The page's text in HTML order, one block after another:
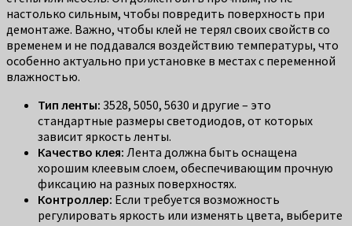
настолько сильным, чтобы повредить поверхность при
демонтаже. Важно, чтобы клей не терял своих свойств со
временем и не поддавался воздействию температуры, что
особенно актуально при установке в местах с переменной
влажностью.
Тип ленты: 3528, 5050, 5630 и другие – это
стандартные размеры светодиодов, от которых
зависит яркость ленты.
Качество клея: Лента должна быть оснащена
хорошим клеевым слоем, обеспечивающим прочную
фиксацию на разных поверхностях.
Контроллер: Если требуется возможность
регулировать яркость или изменять цвета, выберите